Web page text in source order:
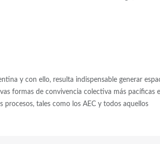
y con ello, resulta indispensable generar
formas de convivencia colectiva más pacíficas e
procesos, tales como los AEC y todos aquellos